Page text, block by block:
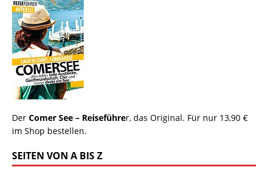
Der Comer See – Reiseführer, das Original. Für nur 13,90 €
im Shop bestellen.
SEITEN VON A BIS Z